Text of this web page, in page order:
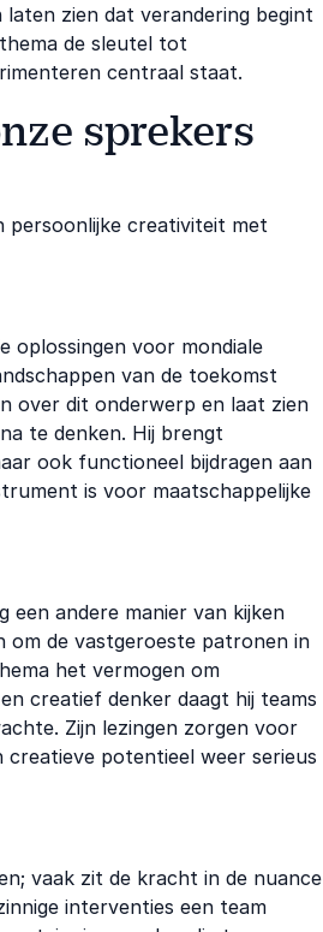
zien dat verandering begint
de sleutel tot
centraal staat.
sprekers
persoonlijke creativiteit met
oplossingen voor mondiale
van de toekomst
over dit onderwerp en laat zien
te denken. Hij brengt
ook functioneel bijdragen aan
is voor maatschappelijke
een andere manier van kijken
om de vastgeroeste patronen in
het vermogen om
creatief denker daagt hij teams
Zijn lezingen zorgen voor
creatieve potentieel weer serieus
vaak zit de kracht in de nuance
interventies een team